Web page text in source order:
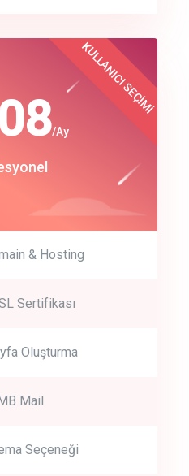
free trial no credit card
/Ay
KULLANICI SEÇİMİ
& Hosting
Sertifikası
Oluşturma
Mail
Seçeneği
$